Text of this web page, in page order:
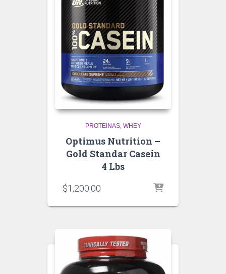
PROTEINAS WHEY
Optimus Nutrition –
Gold Standar Casein
4 Lbs
$1,200.00